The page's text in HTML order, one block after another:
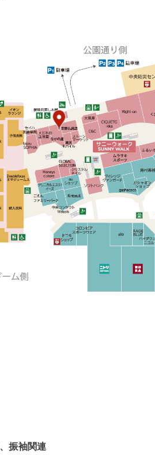
振袖関連